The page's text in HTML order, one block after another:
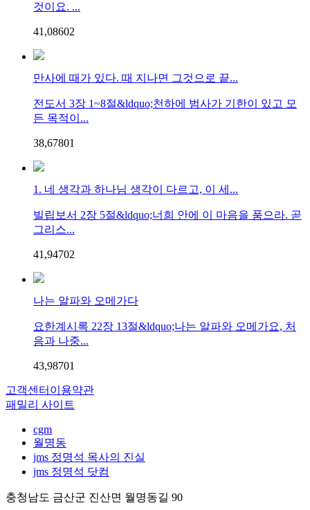
것이요. ...
41,08602
만사에 때가 있다. 때 지나면 그것으로 끝...
전도서 3장 1~8절&ldquo;천하에 범사가 기한이 있고 모
든 목적이...
38,67801
1. 네 생각과 하나님 생각이 다르고, 이 세...
빌립보서 2장 5절&ldquo;너희 안에 이 마음을 품으라. 곧
그리스...
41,94702
나는 알파와 오메가다
요한계시록 22장 13절&ldquo;나는 알파와 오메가요, 처
음과 나중...
43,98701
고객센터 이용약관
패밀리 사이트
cgm
월명동
jms 정명석 목사의 진실
jms 정명석 닷컴
충청남도 금산군 진산면 월명동길 90